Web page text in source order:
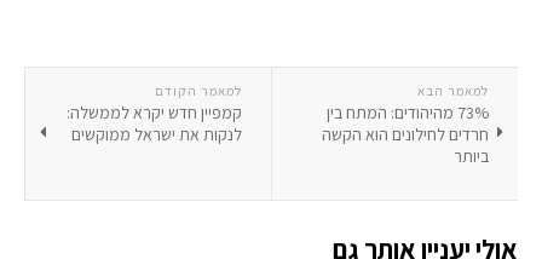
למאמר הקודם
קמפיין חדש יקרא לממשלה:
לנקות את ישראל ממוקשים
למאמר הבא
73% מהיהודים: המתח בין
חרדים לחילונים הוא הקשה
ביותר
אולי יעניין אותך גם